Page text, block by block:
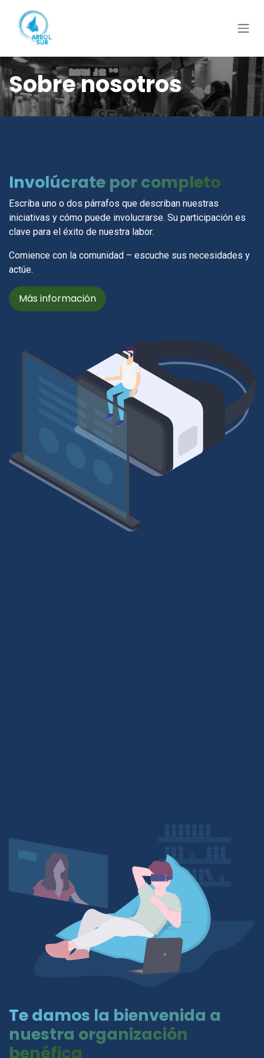
Sobre nosotros
Involúcrate por completo
Escriba uno o dos párrafos que describan nuestras
iniciativas y cómo puede involucrarse. Su participación es
clave para el éxito de nuestra labor.
Comience con la comunidad – escuche sus necesidades y
actúe.
Más información
Te damos la bienvenida a
nuestra organización
benéfica